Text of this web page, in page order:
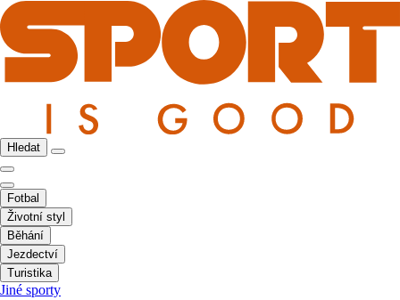
Hledat
Fotbal
Životní styl
Běhání
Jezdectví
Turistika
Jiné sporty